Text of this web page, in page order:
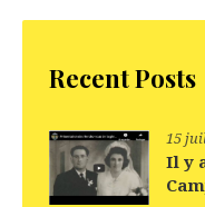
Recent Posts
15
Il y